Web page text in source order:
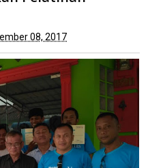
08, 2017